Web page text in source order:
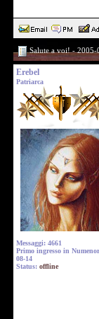
Salute a voi! -
Erebel
Patriarca
Messaggi: 4661
Primo ingresso in
08-14
Status: offline